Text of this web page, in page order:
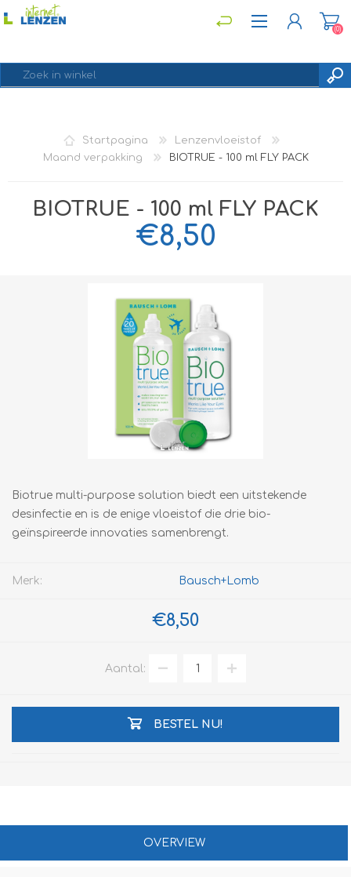
INLOGGEN
(0)
Startpagina
Lenzenvloeistof
Maand verpakking
BIOTRUE - 100 ml FLY PACK
BIOTRUE - 100 ml FLY PACK
€8,50
Biotrue multi-purpose solution biedt een uitstekende
desinfectie en is de enige vloeistof die drie bio-
geïnspireerde innovaties samenbrengt.
Merk: Bausch+Lomb
€8,50
Aantal:
BESTEL NU!
OVERVIEW